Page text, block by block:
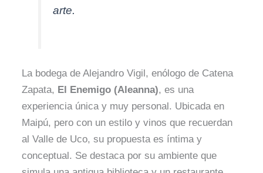
arte.
La bodega de Alejandro Vigil, enólogo de Catena
Zapata, El Enemigo (Aleanna), es una
experiencia única y muy personal. Ubicada en
Maipú, pero con un estilo y vinos que recuerdan
al Valle de Uco, su propuesta es íntima y
conceptual. Se destaca por su ambiente que